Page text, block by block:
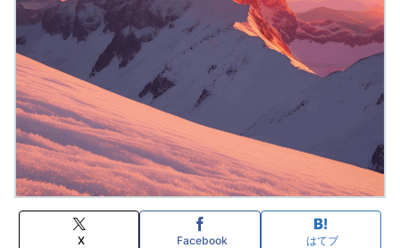
X Facebook はてブ